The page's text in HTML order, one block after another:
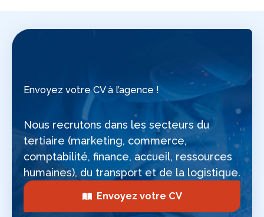
Envoyez votre CV à l’agence !
Nous recrutons dans les secteurs du
tertiaire (marketing, commerce,
comptabilité, finance, accueil, ressources
humaines), du transport et de la logistique.
Envoyez votre CV